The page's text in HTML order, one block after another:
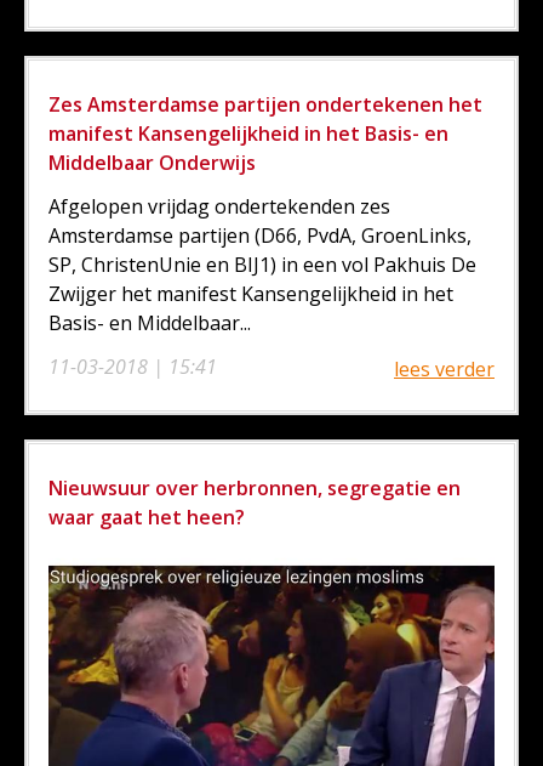
Zes Amsterdamse partijen ondertekenen het
manifest Kansengelijkheid in het Basis- en
Middelbaar Onderwijs
11-03-2018 | 15:41
Afgelopen vrijdag ondertekenden zes
Amsterdamse partijen (D66, PvdA, GroenLinks,
SP, ChristenUnie en BIJ1) in een vol Pakhuis De
Zwijger het manifest Kansengelijkheid in het
Basis- en Middelbaar...
lees verder
Nieuwsuur over herbronnen, segregatie en
waar gaat het heen?